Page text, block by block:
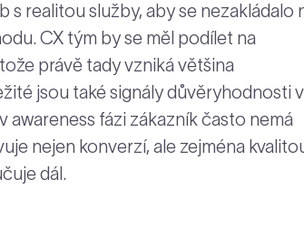
realitou služby, aby se nezakládalo
CX tým by se měl podílet na
právě tady vzniká většina
jsou také signály důvěryhodnosti v
fázi zákazník často nemá
nejen konverzí, ale zejména
dál.